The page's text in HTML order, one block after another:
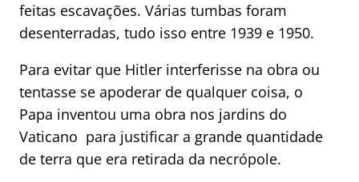
feitas escavações. Várias tumbas foram
desenterradas, tudo isso entre 1939 e 1950.
Para evitar que Hitler interferisse na obra ou
tentasse se apoderar de qualquer coisa, o
Papa inventou uma obra nos jardins do
Vaticano para justificar a grande quantidade
de terra que era retirada da necrópole.